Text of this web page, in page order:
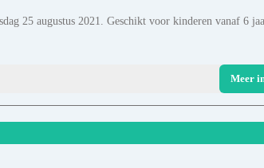
25 augustus 2021. Geschikt voor kinderen vanaf 6
Meer